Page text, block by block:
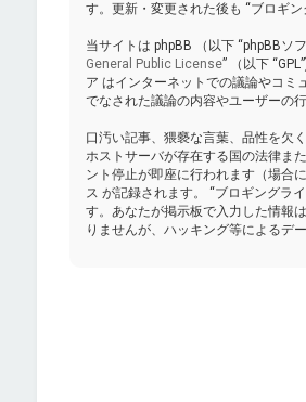
す。更新・変更された後も “ブロギ
当サイトは phpBB （以下 “phpBBソ
General Public License” （以下
ア はインターネットでの議論やコミ
でなされた議論の内容やユーザーの
口汚い記事、猥褻な言葉、品性を欠
ホストサーバが存在する国の法律ま
ント停止が即座に行われます（場合
ス が記録されます。 “ブロギングラ
す。あなたが掲示板で入力した情報
りませんが、ハッキング等によるデ